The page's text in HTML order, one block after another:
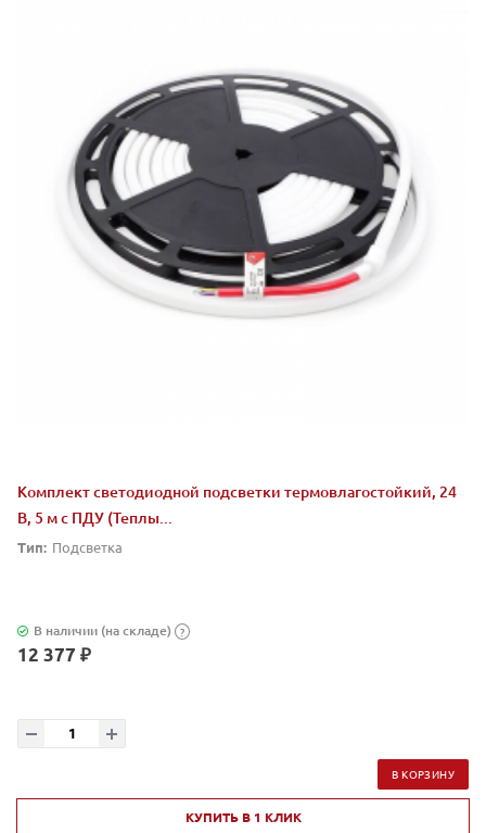
Комплект светодиодной подсветки термовлагостойкий, 24
В, 5 м с ПДУ (Теплы...
Тип: Подсветка
В наличии (на складе) ?
12 377 ₽
В КОРЗИНУ
КУПИТЬ В 1 КЛИК